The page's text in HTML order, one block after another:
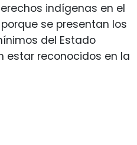
indígenas en el
se presentan los
del Estado
estar reconocidos en la